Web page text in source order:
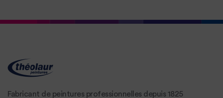
Fabricant de peintures professionnelles depuis 1825